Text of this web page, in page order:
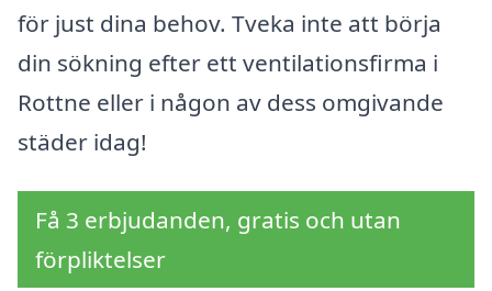
för just dina behov. Tveka inte att börja
din sökning efter ett ventilationsfirma i
Rottne eller i någon av dess omgivande
städer idag!
Få 3 erbjudanden, gratis och utan
förpliktelser